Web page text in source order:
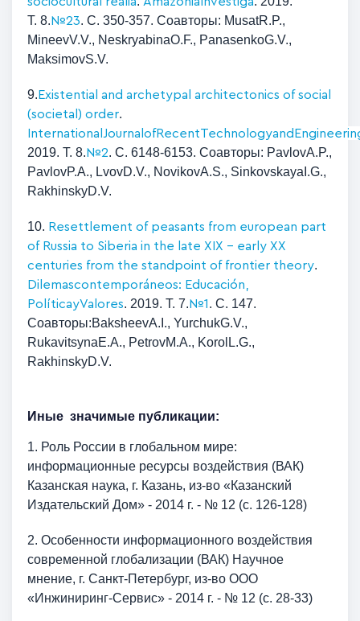
Т. 8.№23. С. 350-357. Соавторы: MusatR.P.,
MineevV.V., NeskryabinaO.F., PanasenkoG.V.,
MaksimovS.V.
9. Existential and archetypal architectonics of social
(societal) order.
International JournalofRecentTechnologyand
2019. Т. 8.№2. С. 6148-6153. Соавторы: PavlovA.P.,
PavlovP.A., LvovD.V., NovikovA.S., Sinkovskaya .G.,
RakhinskyD.V.
10. Resettlement of peasants from european part
of Russia to Siberia in the late XIX – early XX
centuries from the standpoint of frontier theory.
Dilemascontemporáneos: Educación
Pol íticayValores. 2019. Т. 7.№1 . С. 147.
Соавторы:BaksheevA. .,YurchukG.V.,
RukavitsynaE.A., PetrovM.A., Korol L.G.,
RakhinskyD.V.
И ные значимые публикации:
1. Роль России в глобальном мире:
информационные ресурсы воздействия (ВАК)
Казанская наука, г. Казань, из-во «Казанский
Издательский Дом» - 2014 г. - № 12 (с. 126-128)
2. Особенности информационного воздействия
современной глобализации (ВАК) Научное
мнение, г. Санкт-Петербург, из-во ООО
«Инжиниринг-Сервис» - 2014 г. - № 12 (с. 28-33)